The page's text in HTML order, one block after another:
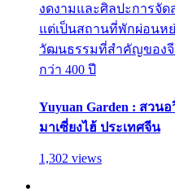
งดงามและศิลปะการจั
แต่เป็นสถานที่พักผ่อนห
วัฒนธรรมที่สำคัญของจี
กว่า 400 ปี
Yuyuan Garden : สวน
มาเซี่ยงไฮ้ ประเทศจีน
1,302 views